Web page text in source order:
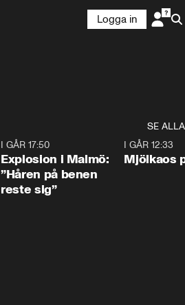
Logga in
SE ALLA
I GÅR 17:50
Explosion i Malmö:
”Håren på benen
reste sig”
I GÅR 12:33
Mjölkaos